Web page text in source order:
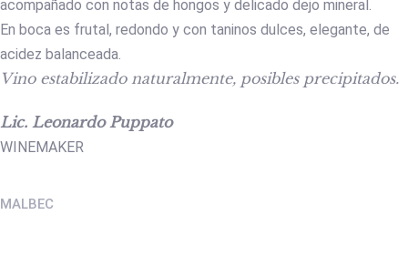
acompañado con notas de hongos y delicado dejo mineral.
En boca es frutal, redondo y con taninos dulces, elegante, de
acidez balanceada.
Vino estabilizado naturalmente, posibles precipitados.
Lic. Leonardo Puppato
WINEMAKER
MALBEC